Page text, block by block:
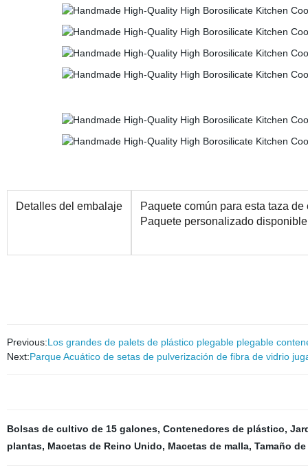
Detalles del embalaje
Paquete común para esta taza
Paquete personalizado
Previous:Los grandes de palets de plástico plegable plegable
Next:Parque Acuático de setas de pulverización de fibra de vidrio
Bolsas de cultivo de 15 galones, Contenedores de plástico,
plantas, Macetas de Reino Unido, Macetas de malla, Tamaño